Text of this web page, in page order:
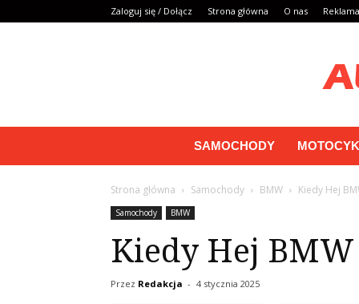
Zaloguj się / Dołącz Strona główna O nas Reklama
SAMOCHODY
Strona główna Samochody BMW Kiedy Hej
Samochody BMW
Kiedy Hej
Przez Redakcja - 4 stycznia 2025